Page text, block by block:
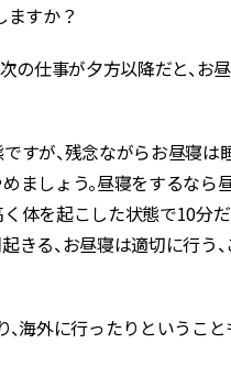
ますか？
の仕事が夕方以降だと、
すが、残念ながらお昼寝は
ましょう。昼寝をするな
体を起こした状態で10分
る、お昼寝は適切に行う
海外に行ったりということ